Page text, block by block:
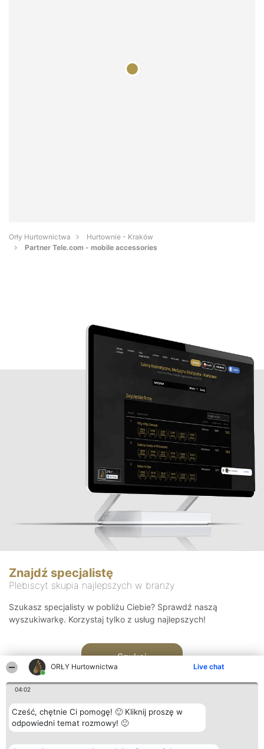
ORŁY Hurtownictwa Live chat
04:02
Cześć, chętnie Ci pomogę! 🙂 Kliknij proszę w
odpowiedni temat rozmowy! 🙂
Orły Hurtownictwa
Hurtownie - Kraków
Partner Tele.com - mobile accessories
Znajdź specjalistę
Plebiscyt skupia najlepszych w branży
Szukasz specjalisty w pobliżu Ciebie? Sprawdź naszą
wyszukiwarkę. Korzystaj tylko z usług najlepszych!
Szukaj
Organizator plebiscytu Plebiscyt Kontakt